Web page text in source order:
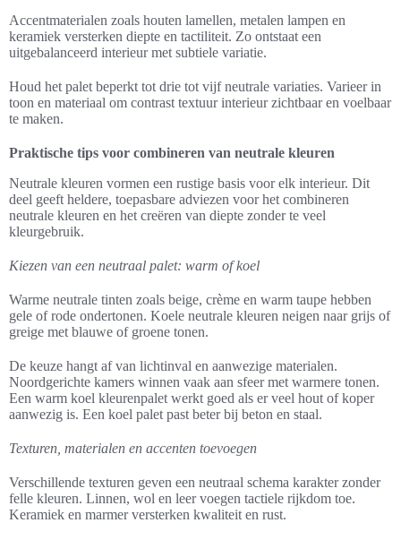
Accentmaterialen zoals houten lamellen, metalen lampen en
keramiek versterken diepte en tactiliteit. Zo ontstaat een
uitgebalanceerd interieur met subtiele variatie.
Houd het palet beperkt tot drie tot vijf neutrale variaties. Varieer in
toon en materiaal om contrast textuur interieur zichtbaar en voelbaar
te maken.
Praktische tips voor combineren van neutrale kleuren
Neutrale kleuren vormen een rustige basis voor elk interieur. Dit
deel geeft heldere, toepasbare adviezen voor het combineren
neutrale kleuren en het creëren van diepte zonder te veel
kleurgebruik.
Kiezen van een neutraal palet: warm of koel
Warme neutrale tinten zoals beige, crème en warm taupe hebben
gele of rode ondertonen. Koele neutrale kleuren neigen naar grijs of
greige met blauwe of groene tonen.
De keuze hangt af van lichtinval en aanwezige materialen.
Noordgerichte kamers winnen vaak aan sfeer met warmere tonen.
Een warm koel kleurenpalet werkt goed als er veel hout of koper
aanwezig is. Een koel palet past beter bij beton en staal.
Texturen, materialen en accenten toevoegen
Verschillende texturen geven een neutraal schema karakter zonder
felle kleuren. Linnen, wol en leer voegen tactiele rijkdom toe.
Keramiek en marmer versterken kwaliteit en rust.